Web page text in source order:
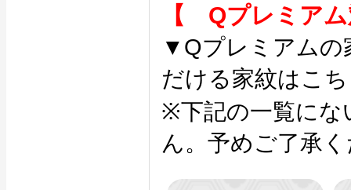
【 Qプレミア
▼Qプレミアムの
だける家紋はこ
※下記の一覧にな
ん。予めご了承